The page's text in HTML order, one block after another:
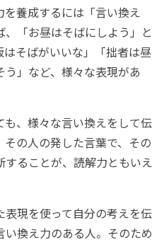
養成するには「言い換え
「お昼はそばにしよう」と
そばがいいな」「拙者は昼
」など、様々な表現があ
、様々な言い換えをして伝
の人の発した言葉で、その
ることが、読解力ともいえ
現を使って自分の考えを伝
換え力のある人。そのため